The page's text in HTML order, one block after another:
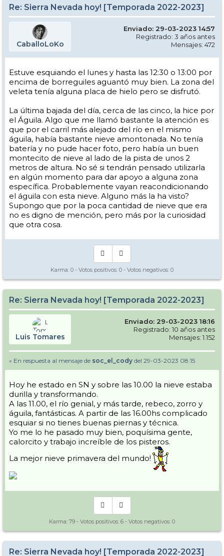
Re: Sierra Nevada hoy! [Temporada 2022-2023]
CaballoLoKo
Enviado: 29-03-2023 14:57
Registrado: 3 años antes
Mensajes: 472
Estuve esquiando el lunes y hasta las 12:30 o 13:00 por
encima de borreguiles aguantó muy bien. La zona del
veleta tenía alguna placa de hielo pero se disfrutó.
La última bajada del día, cerca de las cinco, la hice por
el Águila. Algo que me llamó bastante la atención es
que por el carril más alejado del río en el mismo
águila, había bastante nieve amontonada. No tenía
batería y no pude hacer foto, pero había un buen
montecito de nieve al lado de la pista de unos 2
metros de altura. No sé si tendrán pensado utilizarla
en algún momento para dar apoyo a alguna zona
específica. Probablemente vayan reacondicionando
el águila con esta nieve. Alguno más la ha visto?
Supongo que por la poca cantidad de nieve que era
no es digno de mención, pero más por la curiosidad
que otra cosa.
Karma: 0 - Votos positivos: 0 - Votos negativos: 0
Re: Sierra Nevada hoy! [Temporada 2022-2023]
Luis Tomares
Enviado: 29-03-2023 18:16
Registrado: 10 años antes
Mensajes: 1.152
» En respuesta al mensaje de soc_el_cody del 29-03-2023 08:15
Hoy he estado en SN y sobre las 10.00 la nieve estaba
durilla y transformando.
A las 11.00, el río genial, y más tarde, rebeco, zorro y
águila, fantásticas. A partir de las 16.00hs complicado
esquiar si no tienes buenas piernas y técnica.
Yo me lo he pasado muy bien, poquísima gente,
calorcito y trabajo increíble de los pisteros.
La mejor nieve primavera del mundo!
Karma: 79 - Votos positivos: 6 - Votos negativos: 0
Re: Sierra Nevada hoy! [Temporada 2022-2023]